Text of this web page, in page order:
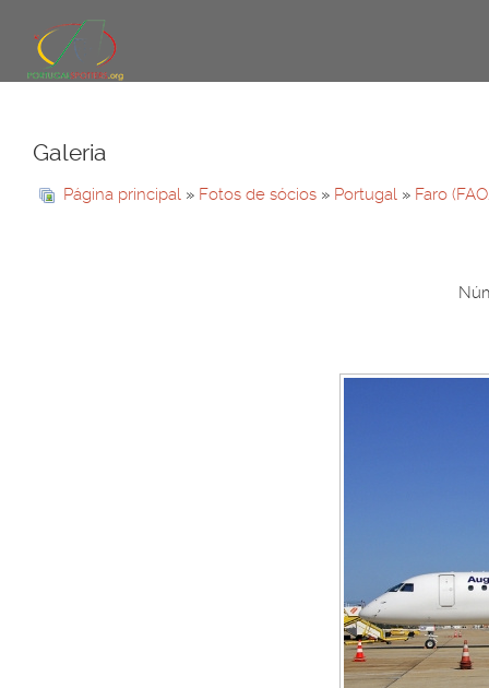
Galeria
Página principal » Fotos de sócios » Portugal » Faro